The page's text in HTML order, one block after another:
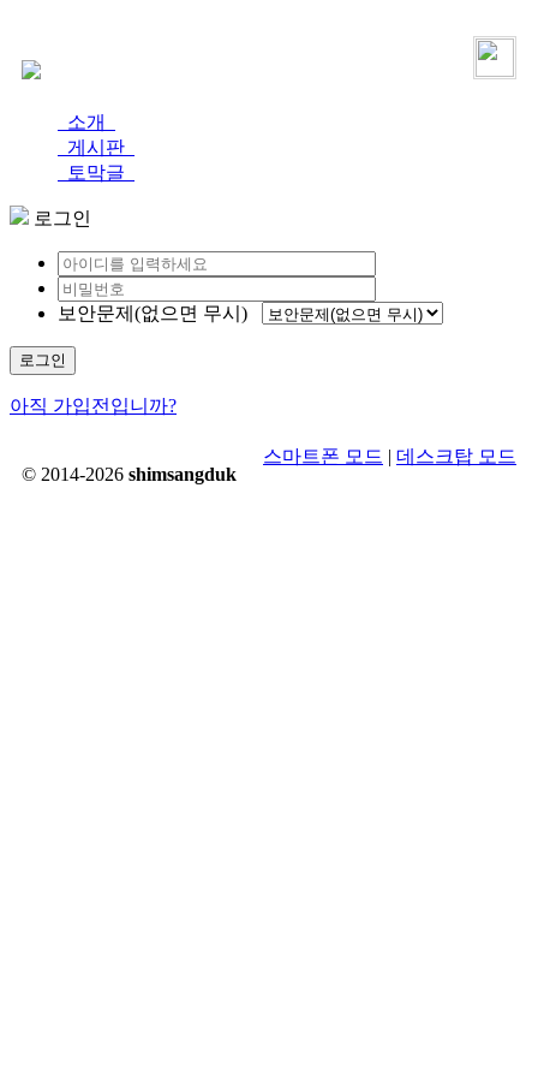
소개
게시판
토막글
로그인
보안문제(없으면 무시)
로그인
아직 가입전입니까?
© 2014-2026 shimsangduk
스마트폰 모드 | 데스크탑 모드